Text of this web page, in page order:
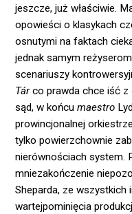
jeszcze, już właściwie.
opowieści o klasykach
osnutymi na faktach
jednak samym
scenariuszy
Tárco prawda chce iść z
sąd, w końcumaestro
prowincjonalnej
tylko powierzchownie
nierównościach system.
mniezakończenie
Sheparda, ze
wartejpominięcia